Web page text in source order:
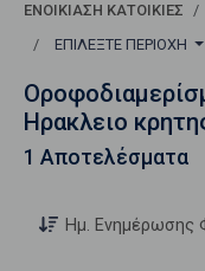
ΕΝΟΙΚΊΑΣΗ ΚΑΤΟΙΚΊΕΣ
ΕΠΙΛΈΞΤΕ ΠΕΡΙΟΧΉ
Ηρακλειο
1 Αποτελέσματα
Ημ. Ενημέρωσης